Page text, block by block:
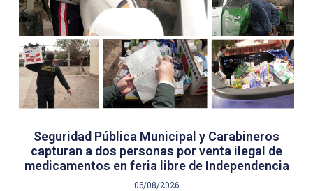
Seguridad Pública Municipal y Carabineros
capturan a dos personas por venta ilegal de
medicamentos en feria libre de Independencia
06/08/2026